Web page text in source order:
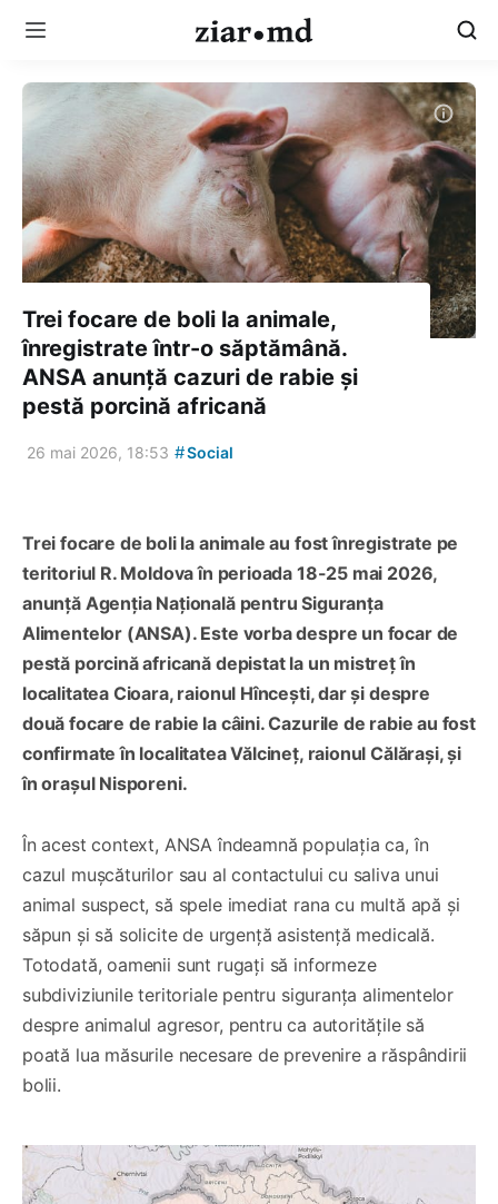
Trei focare de boli la animale,
înregistrate într-o săptămână.
ANSA anunță cazuri de rabie și
pestă porcină africană
26 mai 2026, 18:53 #Social
Trei focare de boli la animale au fost înregistrate pe
teritoriul R. Moldova în perioada 18-25 mai 2026,
anunță Agenția Națională pentru Siguranța
Alimentelor (ANSA). Este vorba despre un focar de
pestă porcină africană depistat la un mistreț în
localitatea Cioara, raionul Hîncești, dar și despre
două focare de rabie la câini. Cazurile de rabie au fost
confirmate în localitatea Vălcineț, raionul Călărași, și
în orașul Nisporeni.
În acest context, ANSA îndeamnă populația ca, în
cazul mușcăturilor sau al contactului cu saliva unui
animal suspect, să spele imediat rana cu multă apă și
săpun și să solicite de urgență asistență medicală.
Totodată, oamenii sunt rugați să informeze
subdiviziunile teritoriale pentru siguranța alimentelor
despre animalul agresor, pentru ca autoritățile să
poată lua măsurile necesare de prevenire a răspândirii
bolii.